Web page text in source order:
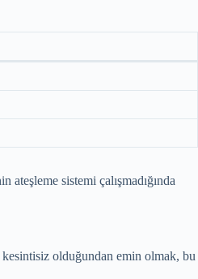
sistemi çalışmadığında
kesintisiz olduğundan emin olmak, bu